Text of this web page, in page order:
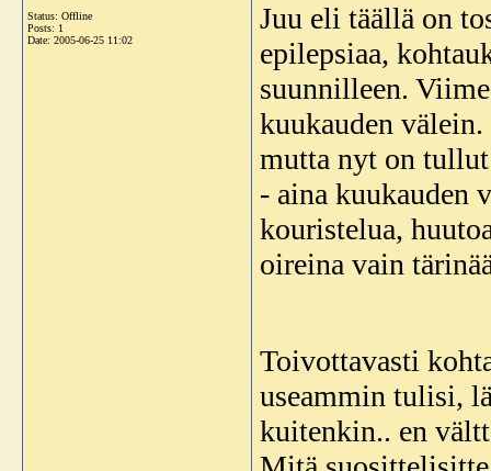
Status: Offline
Posts: 1
Date: 2005-06-25 11:02
Juu eli täällä on
epilepsiaa,
suunnilleen.
kuukauden
mutta nyt on
- aina kuukauden
kouristelua,
oireina vain
Toivottavasti
useammin tulisi,
kuitenkin.. en